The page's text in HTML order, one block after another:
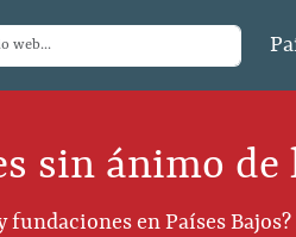
sin ánimo de
en Países